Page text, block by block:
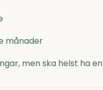
månader
men ska helst ha en